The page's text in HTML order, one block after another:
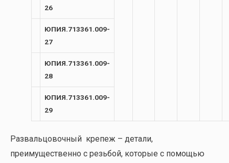
26
ЮПИЯ.713361.009-
27
ЮПИЯ.713361.009-
28
ЮПИЯ.713361.009-
29
Развальцовочный крепеж – детали,
преимущественно с резьбой, которые с помощью